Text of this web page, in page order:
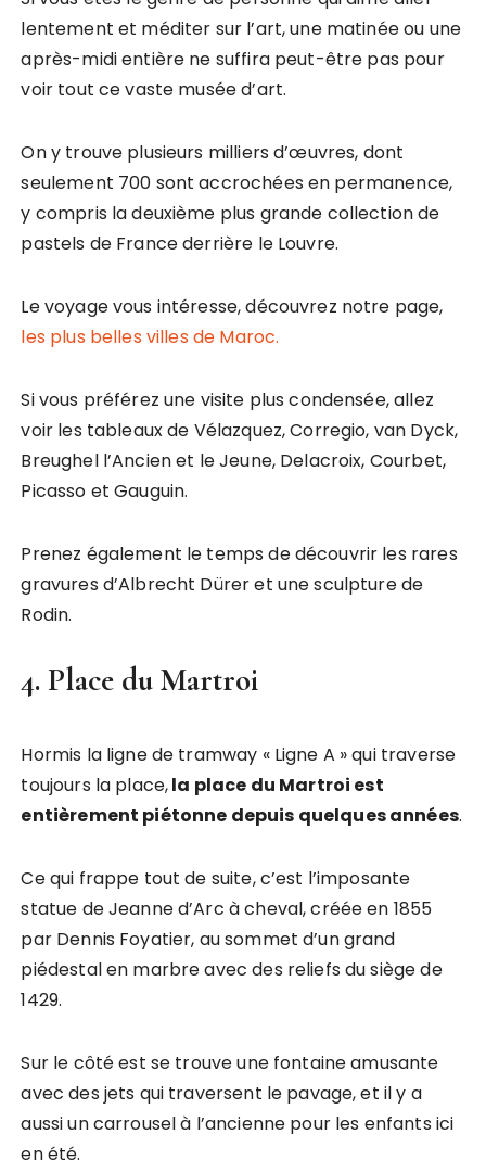
lentement et méditer sur l’art, une matinée ou une
après-midi entière ne suffira peut-être pas pour
voir tout ce vaste musée d’art.
On y trouve plusieurs milliers d’œuvres, dont
seulement 700 sont accrochées en permanence,
y compris la deuxième plus grande collection de
pastels de France derrière le Louvre.
Le voyage vous intéresse, découvrez notre page,
les plus belles villes de Maroc.
Si vous préférez une visite plus condensée, allez
voir les tableaux de Vélazquez, Corregio, van Dyck,
Breughel l’Ancien et le Jeune, Delacroix, Courbet,
Picasso et Gauguin.
Prenez également le temps de découvrir les rares
gravures d’Albrecht Dürer et une sculpture de
Rodin.
4. Place du Martroi
Hormis la ligne de tramway « Ligne A » qui traverse
toujours la place,la place du Martroi est
entièrement piétonne depuis quelques années.
Ce qui frappe tout de suite, c’est l’imposante
statue de Jeanne d’Arc à cheval, créée en 1855
par Dennis Foyatier, au sommet d’un grand
piédestal en marbre avec des reliefs du siège de
1429.
Sur le côté est se trouve une fontaine amusante
avec des jets qui traversent le pavage, et il y a
aussi un carrousel à l’ancienne pour les enfants ici
en été.